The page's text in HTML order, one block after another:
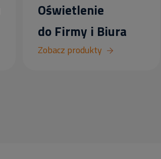
Oświetlenie
do Firmy i Biura
Zobacz produkty